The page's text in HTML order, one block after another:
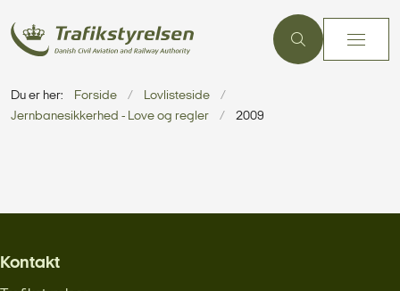
Du er her: Forside
Lovlisteside
Jernbanesikkerhed - Love og regler
2009
Kontakt